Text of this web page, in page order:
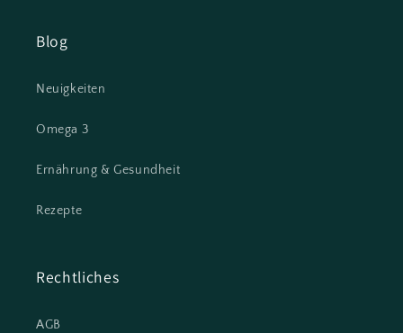
Blog
Neuigkeiten
Omega 3
Ernährung & Gesundheit
Rezepte
Rechtliches
AGB